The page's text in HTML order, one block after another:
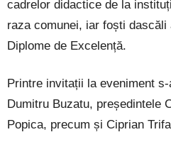
cadrelor didactice de la
raza comunei, iar foști
Diplome de Excelență.
Printre invitații la eveniment
Dumitru Buzatu, președintele
Popica, precum și Ciprian